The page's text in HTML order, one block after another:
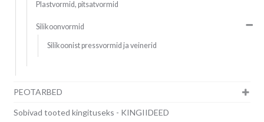
Plastvormid, pitsatvormid
Silikoonvormid
Silikoonist pressvormid ja veinerid
PEOTARBED
Sobivad tooted kingituseks - KINGIIDEED